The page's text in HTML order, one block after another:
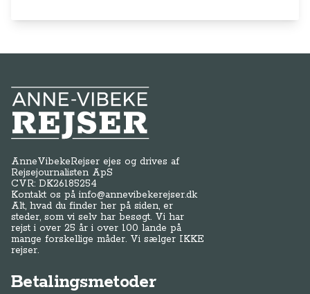
Anne-Vibeke Rejser
AnneVibekeRejser ejes og drives af
Rejsejournalisten ApS
CVR: DK26185254
Kontakt os påinfo@annevibekerejser.dk
Alt, hvad du finder her på siden, er
steder, som vi selv har besøgt. Vi har
rejst i over 25 år i over 100 lande på
mange forskellige måder. Vi sælger IKKE
rejser.
Betalingsmetoder